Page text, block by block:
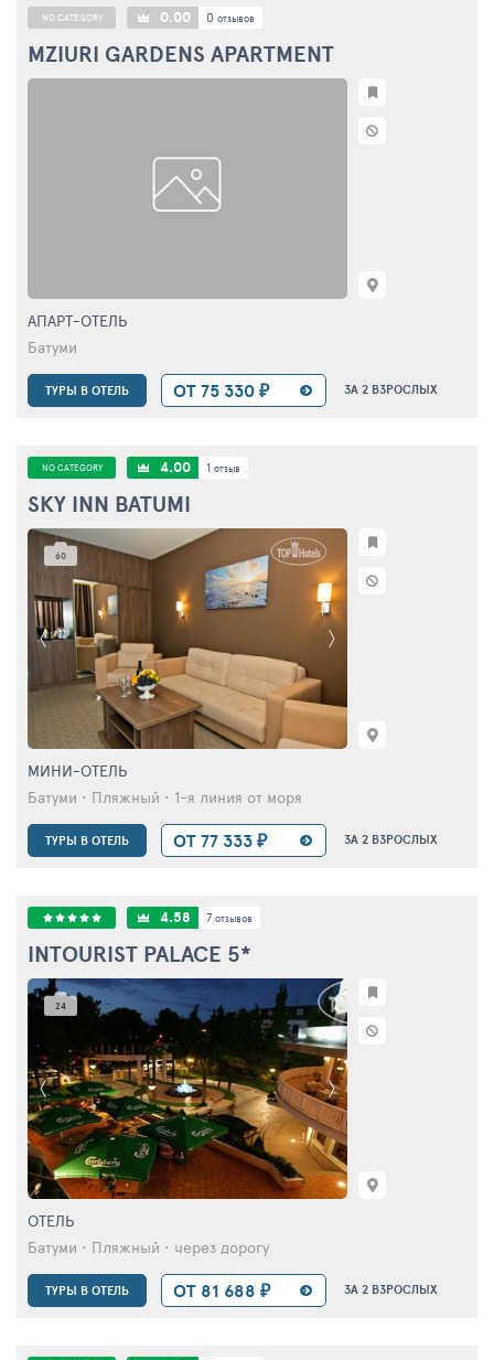
NO CATEGORY 0.00 0 отзывов
MZIURI GARDENS APARTMENT
АПАРТ-ОТЕЛЬ
Батуми
ТУРЫ В ОТЕЛЬ ОТ 75 330 ₽ ЗА 2 ВЗРОСЛЫХ
60
NO CATEGORY 4.00 1 отзыв
SKY INN BATUMI
МИНИ-ОТЕЛЬ
Батуми • Пляжный • 1-я линия от моря
ТУРЫ В ОТЕЛЬ ОТ 77 333 ₽ ЗА 2 ВЗРОСЛЫХ
24
4.58 7 отзывов
INTOURIST PALACE 5*
ОТЕЛЬ
Батуми • Пляжный • через дорогу
ТУРЫ В ОТЕЛЬ ОТ 81 688 ₽ ЗА 2 ВЗРОСЛЫХ